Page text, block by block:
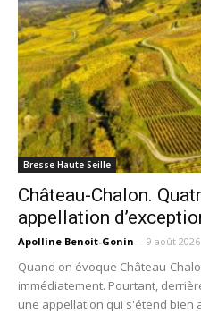
Bresse Haute Seille
Château-Chalon.
appellation
Apolline Benoit-Gonin - 9 août 2026
Quand on évoque Château-
immédiatement. Pourtant,
une appellation qui s'étend bien